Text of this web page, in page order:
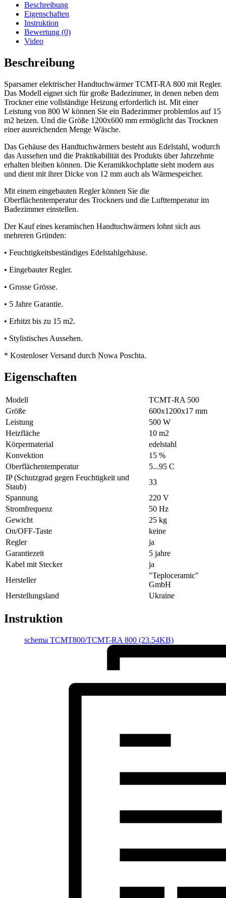
Beschreibung
Eigenschaften
Instruktion
Bewertung (0)
Video
Beschreibung
Sparsamer elektrischer Handtuchwärmer TCMT-RA 800 mit Regler.
Das Modell eignet sich für große Badezimmer, in denen neben dem
Trockner eine vollständige Heizung erforderlich ist. Mit einer
Leistung von 800 W können Sie ein Badezimmer problemlos auf 15
m2 heizen. Und die Größe 1200x600 mm ermöglicht das Trocknen
einer ausreichenden Menge Wäsche.
Das Gehäuse des Handtuchwärmers besteht aus Edelstahl, wodurch
das Aussehen und die Praktikabilität des Produkts über Jahrzehnte
erhalten bleiben können. Die Keramikkochplatte sieht modern aus
und dient mit ihrer Dicke von 12 mm auch als Wärmespeicher.
Mit einem eingebauten Regler können Sie die
Oberflächentemperatur des Trockners und die Lufttemperatur im
Badezimmer einstellen.
Der Kauf eines keramischen Handtuchwärmers lohnt sich aus
mehreren Gründen:
• Feuchtigkeitsbeständiges Edelstahlgehäuse.
• Eingebauter Regler.
• Grosse Grösse.
• 5 Jahre Garantie.
• Erhitzt bis zu 15 m2.
• Stylistisches Aussehen.
* Kostenloser Versand durch Nowa Poschta.
Eigenschaften
Modell
ТСМТ-RA 500
Größe
600х1200х17 mm
Leistung
500 W
Heizfläche
10 m2
Körpermaterial
еdelstahl
Konvektion
15 %
Oberflächentemperatur
5...95 С
IP (Schutzgrad gegen Feuchtigkeit und
Staub)
33
Spannung
220 V
Stromfrequenz
50 Hz
Gewicht
25 kg
On/OFF-Taste
keine
Regler
ja
Garantiezeit
5 jahre
Kabel mit Stecker
ja
Hersteller
"Teploceramic"
GmbH
Herstellungsland
Ukraine
Instruktion
schemа TCMT800/TCMT-RA 800 (23.54KB)